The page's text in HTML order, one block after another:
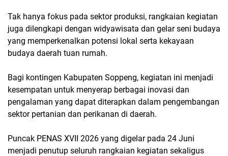
Tak hanya fokus pada sektor produksi, rangkaian kegiatan
juga dilengkapi dengan widyawisata dan gelar seni budaya
yang memperkenalkan potensi lokal serta kekayaan
budaya daerah tuan rumah.
Bagi kontingen Kabupaten Soppeng, kegiatan ini menjadi
kesempatan untuk menyerap berbagai inovasi dan
pengalaman yang dapat diterapkan dalam pengembangan
sektor pertanian dan perikanan di daerah.
Puncak PENAS XVII 2026 yang digelar pada 24 Juni
menjadi penutup seluruh rangkaian kegiatan sekaligus